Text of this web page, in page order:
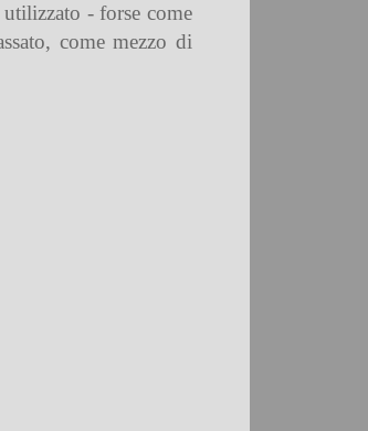
- forse come
come mezzo di